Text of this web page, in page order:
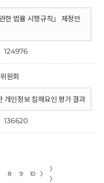
한 법률 시행규칙」 제정안
124976
원회
개인정보 침해요인 평가 결과
136620
8 9 10 〉
〉
〉